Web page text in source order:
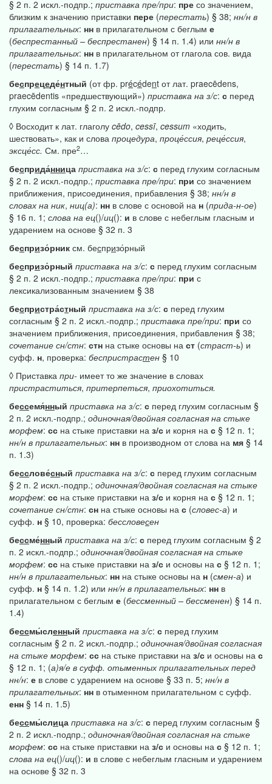
§ 2 п. 2 искл.-подпр.; приставка пре/при: пре со значением,
близким к значению приставки пере (перестать) § 38; нн/н в
прилагательных: нн в прилагательном с беглым е
(беспрестанный – беспрестанен) § 14 п. 1.4) или нн/н в
прилагательных: нн в прилагательном от глагола сов. вида
(перестать) § 14 п. 1.7)
беспрецеде́нтный (от фр. précédent от лат. praecēdens,
praecēdentis «предшествующий») приставка на з/с: с перед
глухим согласным § 2 п. 2 искл.-подпр.
◊ Восходит к лат. глаголу cēdo, cessī, cessum «ходить,
шествовать», как и слова процедура, проце́ссия, реце́ссия,
эксце́сс. См. пре2…
бесприда́нница приставка на з/с: с перед глухим согласным
§ 2 п. 2 искл.-подпр.; приставка пре/при: при со значением
приближения, присоединения, прибавления § 38; нн/н в
словах на ник, ниц(а): нн в слове с основой на н (прида-н-ое)
§ 16 п. 1; слова на ец()/иц(): и в слове с небеглым гласным и
ударением на основе § 32 п. 3
беспризо́рник см. беспризо́рный
беспризо́рный приставка на з/с: с перед глухим согласным
§ 2 п. 2 искл.-подпр.; приставка пре/при: при с
лексикализованным значением § 38
беспристра́стный приставка на з/с: с перед глухим
согласным § 2 п. 2 искл.-подпр.; приставка пре/при: при со
значением приближения, присоединения, прибавления § 38;
сочетание сн/стн: стн на стыке основы на ст (страст-ь) и
суфф. н, проверка: беспристрастен § 10
◊ Приставка при- имеет то же значение в словах
пристраститься, притерпеться, приохотиться.
бессемя́нный приставка на з/с: с перед глухим согласным §
2 п. 2 искл.-подпр.; одиночная/двойная согласная на стыке
морфем: сс на стыке приставки на з/с и корня на с § 12 п. 1;
нн/н в прилагательных: нн в производном от слова на мя § 14
п. 1.3)
бесслове́сный приставка на з/с: с перед глухим согласным
§ 2 п. 2 искл.-подпр.; одиночная/двойная согласная на стыке
морфем: сс на стыке приставки на з/с и корня на с § 12 п. 1;
сочетание сн/стн: сн на стыке основы на с (словес-а) и
суфф. н § 10, проверка: бессловесен
бессме́нный приставка на з/с: с перед глухим согласным § 2
п. 2 искл.-подпр.; одиночная/двойная согласная на стыке
морфем: сс на стыке приставки на з/с и основы на с § 12 п. 1;
нн/н в прилагательных: нн на стыке основы на н (смен-а) и
суфф. н § 14 п. 1.2) или нн/н в прилагательных: нн в
прилагательном с беглым е (бессменный – бессменен) § 14 п.
1.4)
бессмы́сленный приставка на з/с: с перед глухим
согласным § 2 п. 2 искл.-подпр.; одиночная/двойная согласная
на стыке морфем: сс на стыке приставки на з/с и основы на с
§ 12 п. 1; (а)я/е в суфф. отыменных прилагательных перед
нн/н: е в слове с ударением на основе § 33 п. 5; нн/н в
прилагательных: нн в отыменном прилагательном с суфф.
енн § 14 п. 1.5)
бессмы́слица приставка на з/с: с перед глухим согласным §
2 п. 2 искл.-подпр.; одиночная/двойная согласная на стыке
морфем: сс на стыке приставки на з/с и основы на с § 12 п. 1;
слова на ец()/иц(): и в слове с небеглым гласным и ударением
на основе § 32 п. 3